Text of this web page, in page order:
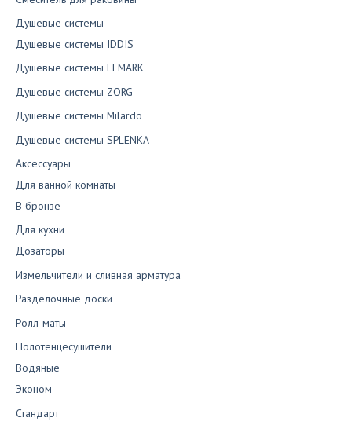
Душевые системы
Душевые системы IDDIS
Душевые системы LEMARK
Душевые системы ZORG
Душевые системы Milardo
Душевые системы SPLENKA
Аксессуары
Для ванной комнаты
В бронзе
Для кухни
Дозаторы
Измельчители и сливная арматура
Разделочные доски
Ролл-маты
Полотенцесушители
Водяные
Эконом
Стандарт